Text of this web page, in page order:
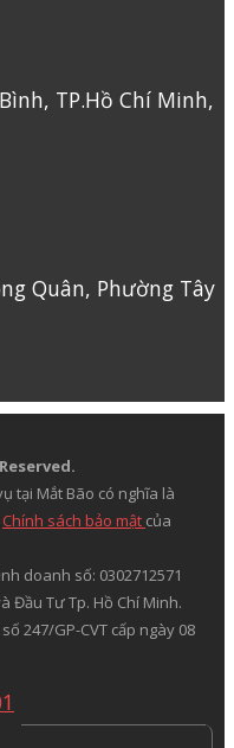
TP.Hồ Chí Minh,
Quân, Phường Tây
tại Mắt Bão có nghĩa là
Chính sách bảo mật của
doanh số: 0302712571
Đầu Tư Tp. Hồ Chí Minh.
247/GP-CVT cấp ngày 08